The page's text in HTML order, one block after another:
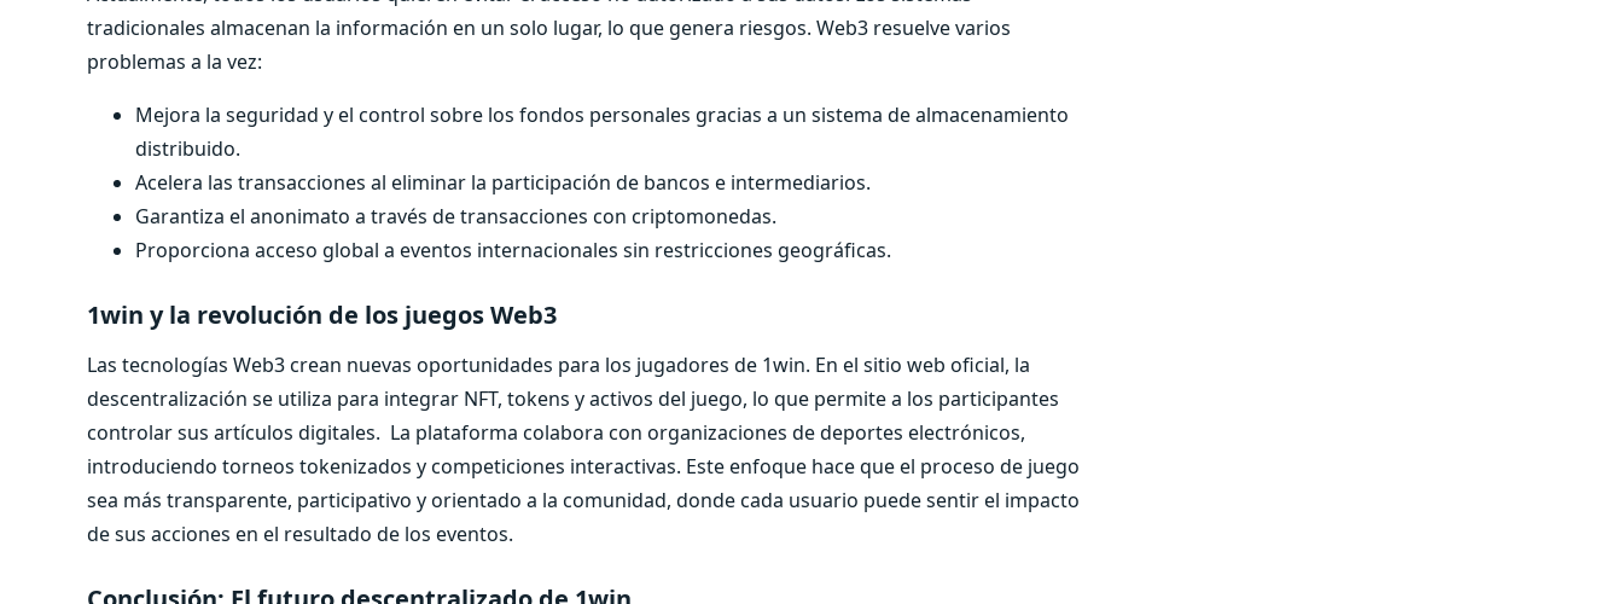
tradicionales almacenan la información en un solo lugar, lo que genera riesgos. Web3 resuelve varios
problemas a la vez:
Mejora la seguridad y el control sobre los fondos personales gracias a un sistema de almacenamiento
distribuido.
Acelera las transacciones al eliminar la participación de bancos e intermediarios.
Garantiza el anonimato a través de transacciones con criptomonedas.
Proporciona acceso global a eventos internacionales sin restricciones geográficas.
1win y la revolución de los juegos Web3
Las tecnologías Web3 crean nuevas oportunidades para los jugadores de 1win. En el sitio web oficial, la
descentralización se utiliza para integrar NFT, tokens y activos del juego, lo que permite a los participantes
controlar sus artículos digitales. La plataforma colabora con organizaciones de deportes electrónicos,
introduciendo torneos tokenizados y competiciones interactivas. Este enfoque hace que el proceso de juego
sea más transparente, participativo y orientado a la comunidad, donde cada usuario puede sentir el impacto
de sus acciones en el resultado de los eventos.